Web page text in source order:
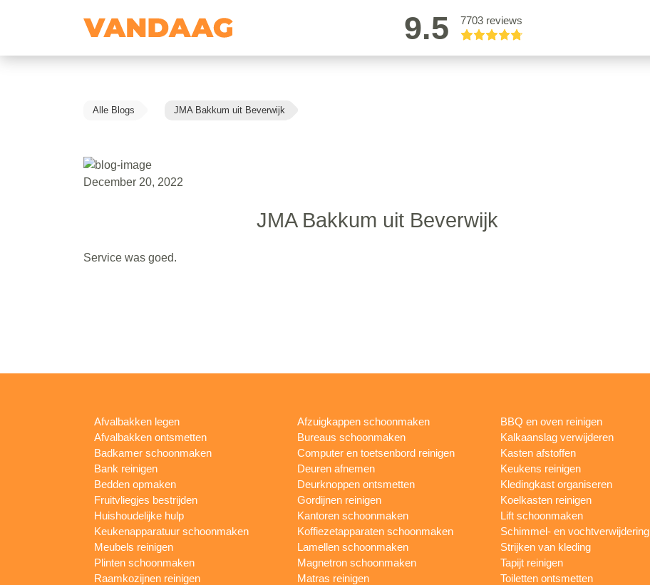
9.5 7703 reviews
Alle Blogs JMA Bakkum uit Beverwijk
December 20, 2022
JMA Bakkum uit Beverwijk
Service was goed.
Afvalbakken legen
Afvalbakken ontsmetten
Badkamer schoonmaken
Bank reinigen
Bedden opmaken
Fruitvliegjes bestrijden
Huishoudelijke hulp
Keukenapparatuur schoonmaken
Meubels reinigen
Plinten schoonmaken
Raamkozijnen reinigen
Afzuigkappen schoonmaken
Bureaus schoonmaken
Computer en toetsenbord reinigen
Deuren afnemen
Deurknoppen ontsmetten
Gordijnen reinigen
Kantoren schoonmaken
Koffiezetapparaten schoonmaken
Lamellen schoonmaken
Magnetron schoonmaken
Matras reinigen
BBQ en oven reinigen
Kalkaanslag verwijderen
Kasten afstoffen
Keukens reinigen
Kledingkast organiseren
Koelkasten reinigen
Lift schoonmaken
Schimmel- en vochtverwijdering
Strijken van kleding
Tapijt reinigen
Toiletten ontsmetten